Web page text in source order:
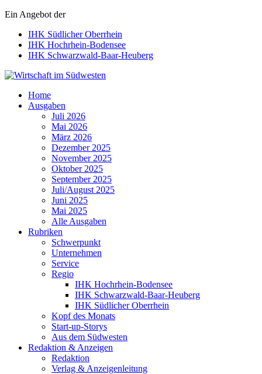
Ein Angebot der
IHK Südlicher Oberrhein
IHK Hochrhein-Bodensee
IHK Schwarzwald-Baar-Heuberg
Wirtschaft im Südwesten
Home
Ausgaben
Juli 2026
Mai 2026
März 2026
Dezember 2025
November 2025
Oktober 2025
September 2025
Juli/August 2025
Juni 2025
Mai 2025
Alle Ausgaben
Rubriken
Schwerpunkt
Unternehmen
Service
Regio
IHK Hochrhein-Bodensee
IHK Schwarzwald-Baar-Heuberg
IHK Südlicher Oberrhein
Kopf des Monats
Start-up-Storys
Aus dem Südwesten
Redaktion & Anzeigen
Redaktion
Verlag & Anzeigenleitung